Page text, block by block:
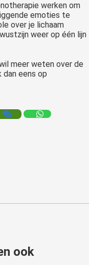
werken om
emoties te
over je lichaam
weer op één lijn
meer weten over de
dan eens op
ook